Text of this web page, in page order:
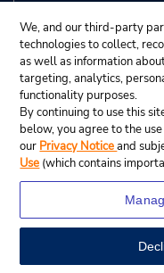
We, and our third-party
technologies to collect,
as well as information
targeting, analytics,
functionality purposes.
By continuing to use this
below, you agree to the
our Privacy Noticeand
Use (which contains